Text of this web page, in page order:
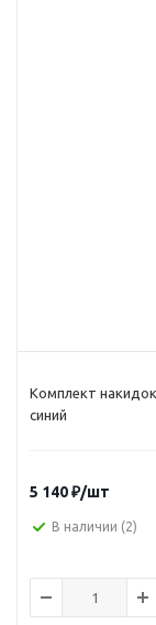
Комплект
синий
5 140₽/шт
В наличии (2)